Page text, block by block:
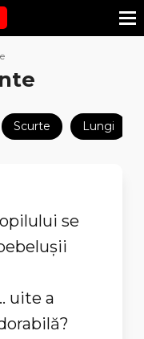
Scurte Lungi
se
uite a